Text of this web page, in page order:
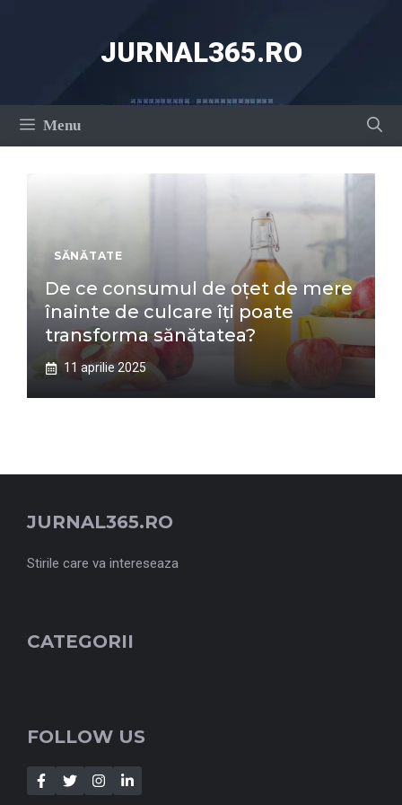
JURNAL365.RO
Menu
SĂNĂTATE
De ce consumul de oțet de mere
înainte de culcare îți poate
transforma sănătatea?
11 aprilie 2025
JURNAL365.RO
Stirile care va intereseaza
CATEGORII
FOLLOW US